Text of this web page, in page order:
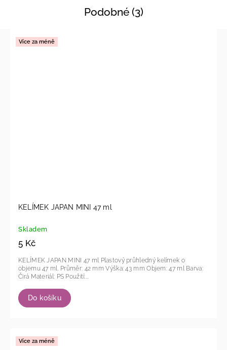
Podobné (3)
Více za méně
KELÍMEK JAPAN MINI 47 ml
Skladem
5 Kč
Do košíku
KELÍMEK JAPAN MINI 47 ml Plastový průhledný kelímek o
objemu 47 ml. Průměr: 42 mm Výška: 43 mm Objem: 47 ml Barva:
Čirá Materiál: PS Použití:...
Více za méně